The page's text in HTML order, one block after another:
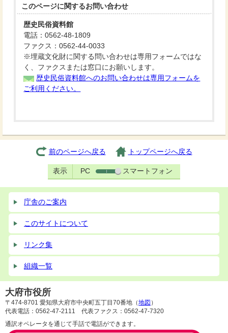
このページに関するお問い合わせ
歴史民俗資料館
電話：0562-48-1809
ファクス：0562-44-0033
※埋蔵文化財に関する問い合わせは専用フォームではな
く、ファクスまたは窓口にお願いします。
歴史民俗資料館へのお問い合わせは専用フォームを
ご利用ください。
前のページへ戻る トップページへ戻る
表示 PC スマートフォン
庁舎のご案内
このサイトについて
リンク集
組織一覧
大府市役所
〒474-8701 愛知県大府市中央町五丁目70番地（地図 ）
代表電話：0562-47-2111 代表ファクス：0562-47-7320
通訳オペレータを通じて手話で電話ができます。